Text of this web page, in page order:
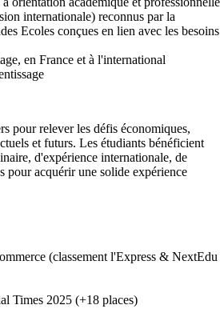
internationale) reconnus par la
Ecoles conçues en lien avec les besoins
en France et à l'international
pour relever les défis économiques,
et futurs. Les étudiants bénéficient
d'expérience internationale, de
pour acquérir une solide expérience
(classement l'Express & NextEdu
Times 2025 (+18 places)